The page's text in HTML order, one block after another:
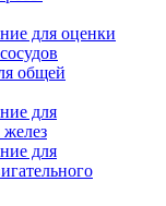
для оценки
общей
для
для